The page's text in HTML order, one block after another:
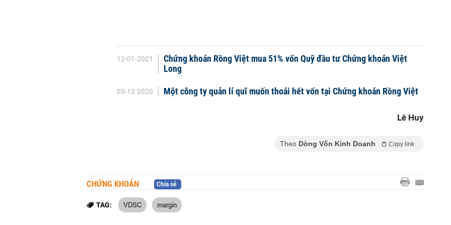
12-01-2021
Chứng khoán Rồng Việt mua 51% vốn Quỹ đầu tư Chứng khoán Việt
Long
03-12-2020 Một công ty quản lí quĩ muốn thoái hết vốn tại Chứng khoán Rồng Việt
Lê Huy
Theo Dòng Vốn Kinh Doanh Copy link
CHỨNG KHOÁN Chia sẻ
TAG: VDSC margin